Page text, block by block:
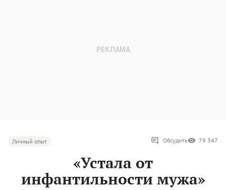
Личный опыт Обсудить 79 347
«Устала от
инфантильности мужа»